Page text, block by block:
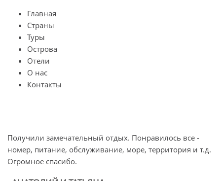
Главная
Страны
Туры
Острова
Отели
О нас
Контакты
Получили замечательный отдых. Понравилось все -
номер, питание, обслуживание, море, территория и т.д.
Огромное спасибо.